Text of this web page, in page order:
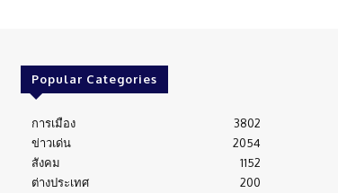
Popular Categories
การเมือง
3802
ข่าวเด่น
2054
สังคม
1152
ต่างประเทศ
200